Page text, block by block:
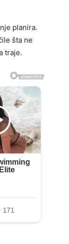
planira.
šta ne
traje.